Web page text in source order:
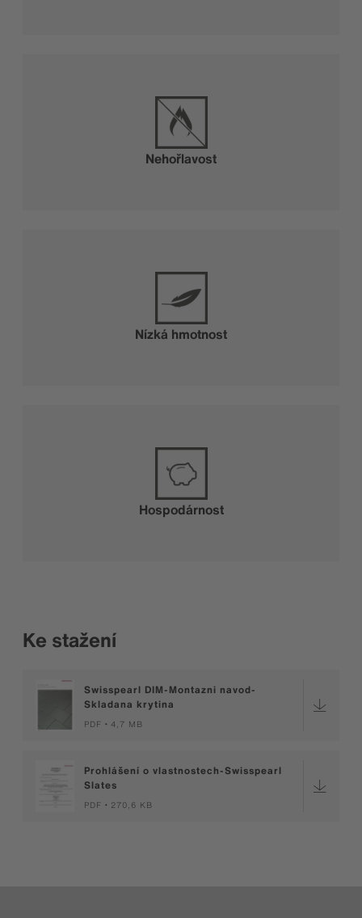
Nehořlavost
Nízká hmotnost
Hospodárnost
Ke stažení
Swisspearl DIM-Montazni navod-
Skladana krytina
PDF 4,7 MB
Prohlášení o vlastnostech-Swisspearl
Slates
PDF 270,6 KB